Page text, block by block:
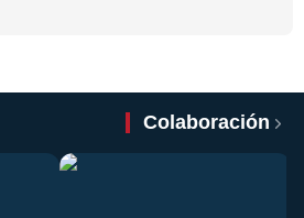
Colaboración